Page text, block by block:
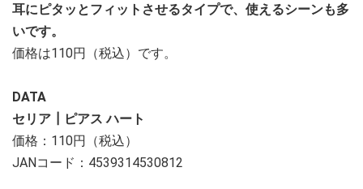
耳にピタッとフィットさせるタイプで、使えるシーンも多
いです。
価格は110円（税込）です。
DATA
セリア┃ピアス ハート
価格：110円（税込）
JANコード：4539314530812